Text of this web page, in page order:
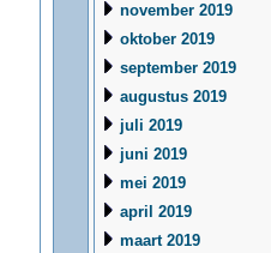
november 2019
oktober 2019
september 2019
augustus 2019
juli 2019
juni 2019
mei 2019
april 2019
maart 2019